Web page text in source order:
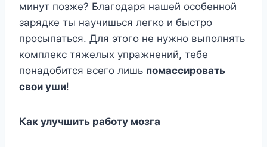
минут позже? Благодаря нашей особенной
зарядке ты научишься легко и быстро
просыпаться. Для этого не нужно выполнять
комплекс тяжелых упражнений, тебе
понадобится всего лишь помассировать
свои уши!
Как улучшить работу мозга